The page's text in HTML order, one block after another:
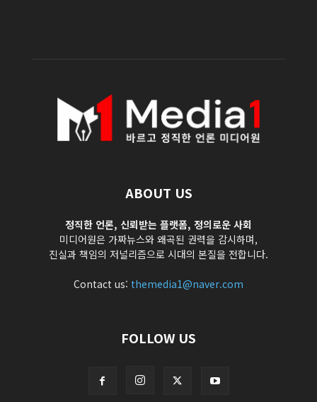
ABOUT US
정직한 언론, 신뢰받는 플랫폼, 정의로운 사회
미디어원은 가짜뉴스와 왜곡된 권력을 감시하며,
진실과 책임의 저널리즘으로 시대의 본질을 전합니다.
Contact us: themedia1@naver.com
FOLLOW US